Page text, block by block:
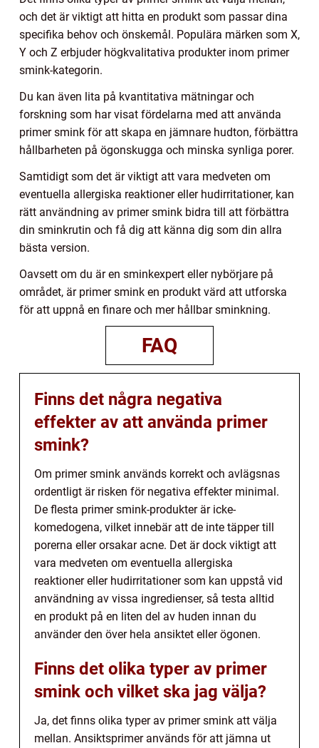
och det är viktigt att hitta en produkt som passar dina
specifika behov och önskemål. Populära märken som X,
Y och Z erbjuder högkvalitativa produkter inom primer
smink-kategorin.
Du kan även lita på kvantitativa mätningar och
forskning som har visat fördelarna med att använda
primer smink för att skapa en jämnare hudton, förbättra
hållbarheten på ögonskugga och minska synliga porer.
Samtidigt som det är viktigt att vara medveten om
eventuella allergiska reaktioner eller hudirritationer, kan
rätt användning av primer smink bidra till att förbättra
din sminkrutin och få dig att känna dig som din allra
bästa version.
Oavsett om du är en sminkexpert eller nybörjare på
området, är primer smink en produkt värd att utforska
för att uppnå en finare och mer hållbar sminkning.
FAQ
Finns det några negativa
effekter av att använda primer
smink?
Om primer smink används korrekt och avlägsnas
ordentligt är risken för negativa effekter minimal.
De flesta primer smink-produkter är icke-
komedogena, vilket innebär att de inte täpper till
porerna eller orsakar acne. Det är dock viktigt att
vara medveten om eventuella allergiska
reaktioner eller hudirritationer som kan uppstå vid
användning av vissa ingredienser, så testa alltid
en produkt på en liten del av huden innan du
använder den över hela ansiktet eller ögonen.
Finns det olika typer av primer
smink och vilket ska jag välja?
Ja, det finns olika typer av primer smink att välja
mellan. Ansiktsprimer används för att jämna ut